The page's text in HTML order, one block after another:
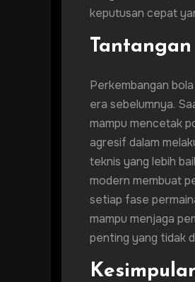
keputusan cepat
Perkembangan
era sebelumnya.
mampu mencetak
agresif dalam
teknis yang lebih
modern membuat
setiap fase
mampu menjaga
penting yang tidak